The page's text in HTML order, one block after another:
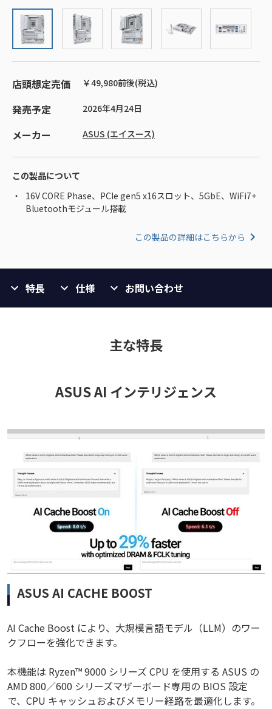
店頭想定売価 ￥49,980前後(税込)
発売予定 2026年4月24日
メーカー ASUS (エイスース)
この製品について
16V CORE Phase、PCIe gen5 x16スロット、5GbE、WiFi7+
Bluetoothモジュール搭載
この製品の詳細はこちらから
特長 仕様 お問い合わせ
主な特長
ASUS AI インテリジェンス
ASUS AI CACHE BOOST
AI Cache Boost により、大規模言語モデル（LLM）のワー
クフローを強化できます。
本機能は Ryzen™ 9000 シリーズ CPU を使用する ASUS の
AMD 800／600 シリーズマザーボード専用の BIOS 設定
で、CPU キャッシュおよびメモリー経路を最適化します。